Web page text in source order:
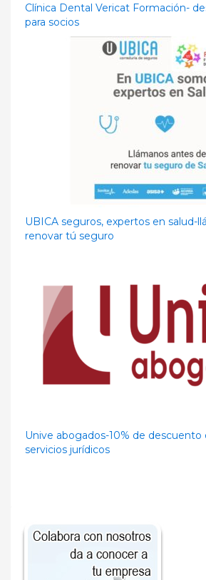
Clínica Dental Vericat Formación-
para socios
UBICA seguros, expertos en salud-
renovar tú seguro
Unive abogados-10% de descuento
servicios jurídicos